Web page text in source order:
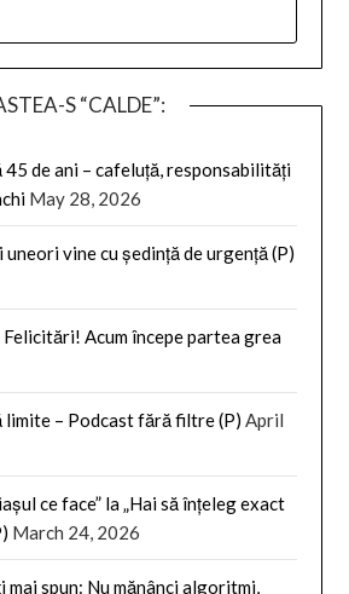
S “CALDE”:
45 de ani – cafeluță, responsabilități
May 28, 2026
vine cu ședință de urgență (P)
Acum începe partea grea
– Podcast fără filtre (P) April
ce face” la „Hai să înțeleg exact
March 24, 2026
spun: Nu mănânci algoritmi,